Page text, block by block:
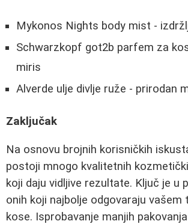
Mykonos Nights body mist -
Schwarzkopf got2b parfem za
miris
Alverde ulje divlje ruže - prirodan
Zaključak
Na osnovu brojnih korisničkih
postoji mnogo kvalitetnih
koji daju vidljive rezultate. Ključ je u
onih koji najbolje odgovaraju vašem
kose. Isprobavanje manjih